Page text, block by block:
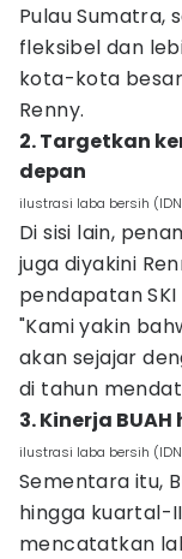
Pulau Sumatra,
fleksibel dan
kota-kota
Renny.
2. Targetkan
depan
ilustrasi laba bersih
Di sisi lain,
juga diyakini
pendapatan
"Kami yakin
akan sejajar
di tahun
3. Kinerja
ilustrasi laba bersih
Sementara itu,
hingga kuartal-
mencatatkan